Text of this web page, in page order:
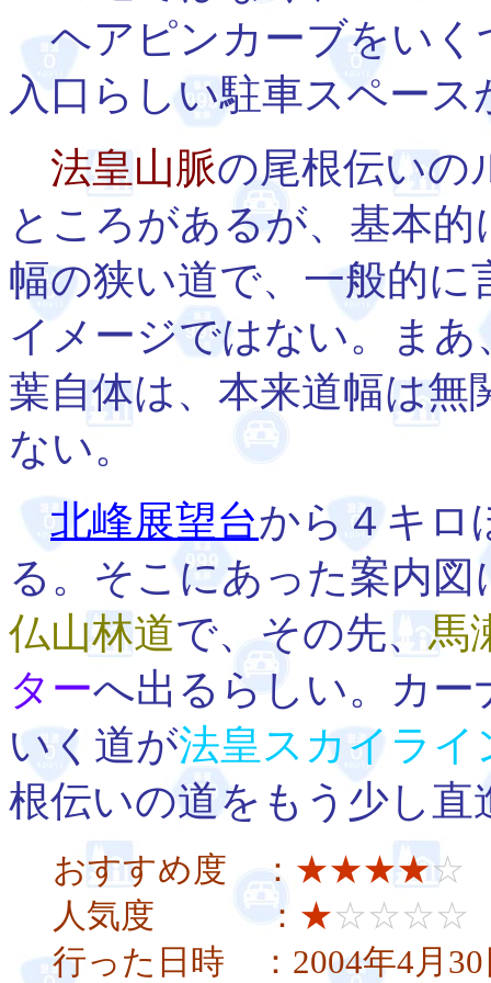
ヘアピンカーブをいく
入口らしい駐車スペース
法皇山脈の尾根伝いの
ところがあるが、基本
幅の狭い道で、一般的に
イメージではない。まあ
葉自体は、本来道幅は
ない。
北峰展望台から４キロ
る。そこにあった案内
仏山林道で、その先、馬
ターへ出るらしい。カ
いく道が法皇スカイライ
根伝いの道をもう少し
おすすめ度 ： ★★★★☆
人気度 ： ★☆☆☆☆
行った日時 ：2004年4月